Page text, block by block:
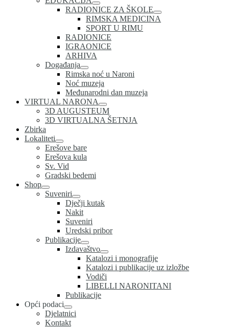
RADIONICE ZA ŠKOLE
RIMSKA MEDICINA
SPORT U RIMU
RADIONICE
IGRAONICE
ARHIVA
Događanja
Rimska noć u Naroni
Noć muzeja
Međunarodni dan muzeja
VIRTUAL NARONA
3D AUGUSTEUM
3D VIRTUALNA ŠETNJA
Zbirka
Lokaliteti
Erešove bare
Erešova kula
Sv. Vid
Gradski bedemi
Shop
Suveniri
Dječji kutak
Nakit
Suveniri
Uredski pribor
Publikacije
Izdavaštvo
Katalozi i monografije
Katalozi i publikacije uz izložbe
Vodiči
LIBELLI NARONITANI
Publikacije
Opći podaci
Djelatnici
Kontakt